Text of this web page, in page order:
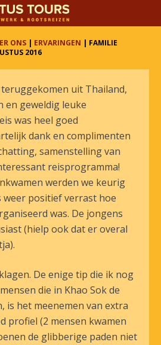
ONS | ERVARINGEN | FAMILIE
2016
uit Thailand,
en geweldig leuke
was heel goed
dank en complimenten
samenstelling van
reisprogramma!
werden we keurig
weer positief verrast hoe
was. De jongens
(hielp ook dat er overal
De enige tip die ik nog
die in Khao Sok de
is het meenemen van extra
profiel (2 mensen kwamen
de glibberige paden niet